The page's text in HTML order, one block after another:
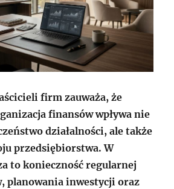
firm zauważa, że
finansów wpływa nie
działalności, ale także
przedsiębiorstwa. W
to konieczność regularnej
planowania inwestycji oraz